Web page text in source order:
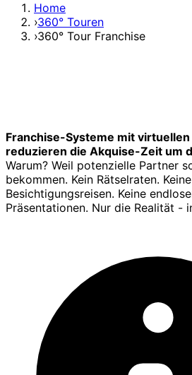
Home
›360° Touren
›360° Tour Franchise
Franchise-Systeme mit
reduzieren die Akquise-Zeit um
Warum? Weil potenzielle Partner
bekommen. Kein Rätselraten.
Besichtigungsreisen. Keine
Präsentationen. Nur die Realität -